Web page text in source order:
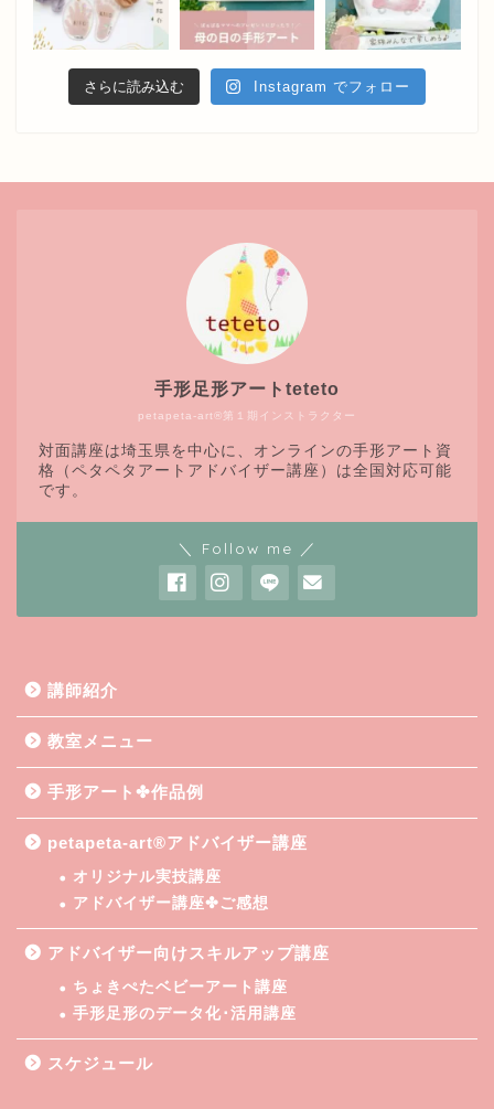
さらに読み込む Instagram でフォロー
petapeta-art®第１期インストラクター
手形足形アートteteto
対面講座は埼玉県を中心に、オンラインの手形アート資
格（ペタペタアートアドバイザー講座）は全国対応可能
です。
＼ Follow me ／
講師紹介
教室メニュー
手形アート✤作品例
petapeta-art®アドバイザー講座
オリジナル実技講座
アドバイザー講座✤ご感想
アドバイザー向けスキルアップ講座
ちょきぺたベビーアート講座
手形足形のデータ化･活用講座
スケジュール